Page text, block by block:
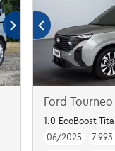
Ford
1.0 EcoBoost
06/2025
7.993